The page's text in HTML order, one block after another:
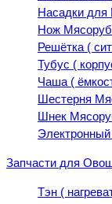
Насадки для
Нож
Решётка (
Тубус (
Чаша (
Шестерня
Шнек
Запчасти для
Тэн (